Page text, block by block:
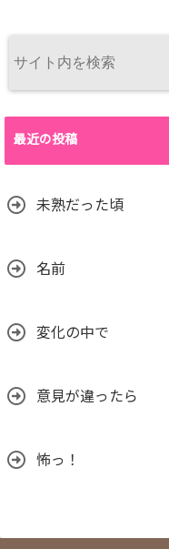
最近の投稿
未熟だった頃
名前
変化の中で
意見が違ったら
怖っ！